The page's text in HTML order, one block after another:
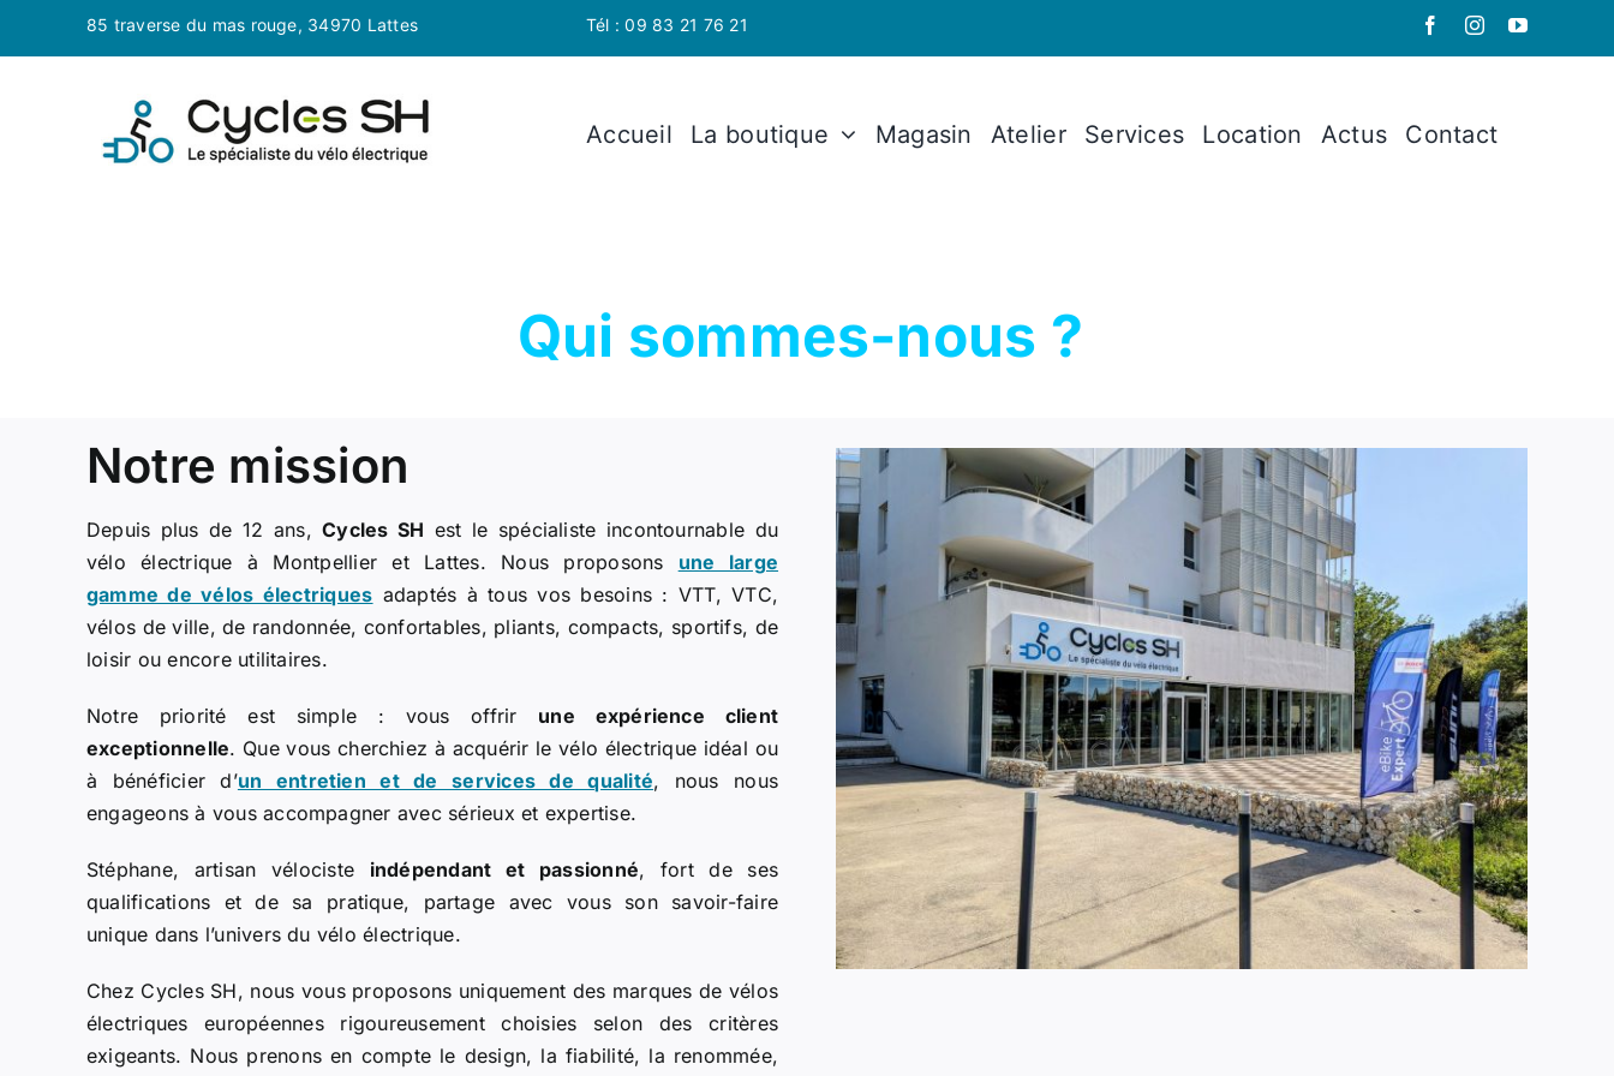
85 traverse du mas rouge, 34970 Lattes Tél : 09 83 21 76 21
Accueil La boutique Magasin Atelier Services Location Actus Contact
Qui sommes-nous ?
Notre mission
Depuis plus de 12 ans,Cycles SH est le spécialiste incontournable du
vélo électrique à Montpellier et Lattes. Nous proposons une large
gamme de vélos électriques adaptés à tous vos besoins : VTT, VTC,
vélos de ville, de randonnée, confortables, pliants, compacts, sportifs, de
loisir ou encore utilitaires.
Notre priorité est simple : vous offrir une expérience client
exceptionnelle. Que vous cherchiez à acquérir le vélo électrique idéal ou
à bénéficier d’un entretien et de services de qualité, nous nous
engageons à vous accompagner avec sérieux et expertise.
Stéphane, artisan vélociste indépendant et passionné, fort de ses
qualifications et de sa pratique, partage avec vous son savoir-faire
unique dans l’univers du vélo électrique.
Chez Cycles SH, nous vous proposons uniquement des marques de vélos
électriques européennes rigoureusement choisies selon des critères
exigeants. Nous prenons en compte le design, la fiabilité, la renommée,